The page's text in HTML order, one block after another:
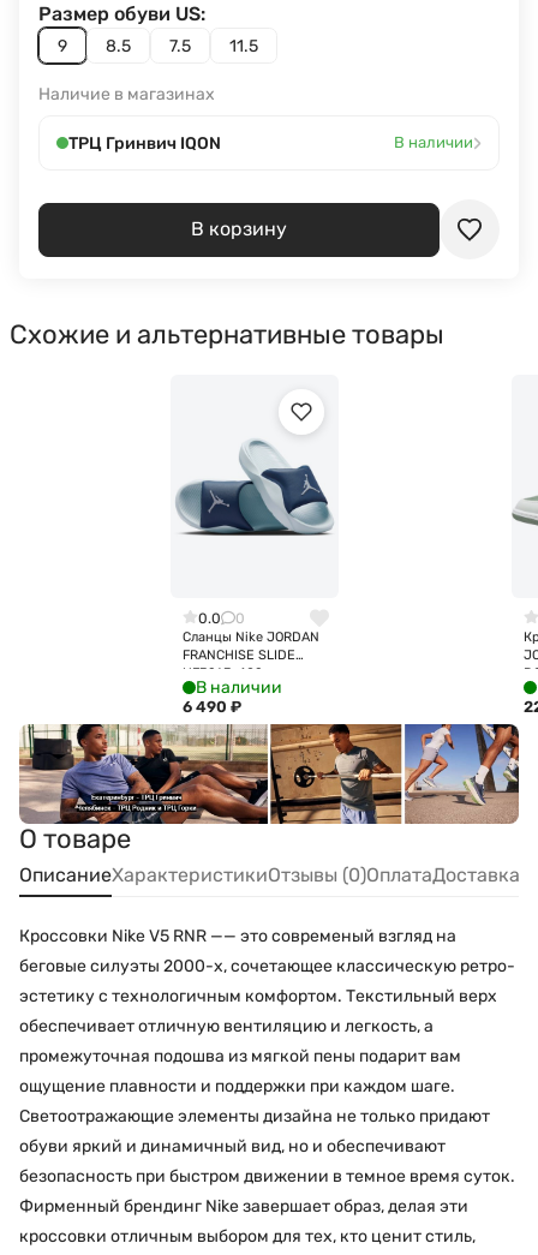
9 8.5 7.5 11.5
Размер обуви US:
Наличие в магазинах
ТРЦ Гринвич IQON В наличии›
В корзину
Схожие и альтернативные товары
0.0 0
Сланцы Nike JORDAN
FRANCHISE SLIDE
HF3263-402
В наличии
6 490 ₽
О товаре
ОписаниеХарактеристикиОтзывы (0)ОплатаДоставка
Кроссовки Nike V5 RNR —— это современый взгляд на
беговые силуэты 2000-х, сочетающее классическую ретро-
эстетику с технологичным комфортом. Текстильный верх
обеспечивает отличную вентиляцию и легкость, а
промежуточная подошва из мягкой пены подарит вам
ощущение плавности и поддержки при каждом шаге.
Светоотражающие элементы дизайна не только придают
обуви яркий и динамичный вид, но и обеспечивают
безопасность при быстром движении в темное время суток.
Фирменный брендинг Nike завершает образ, делая эти
кроссовки отличным выбором для тех, кто ценит стиль,